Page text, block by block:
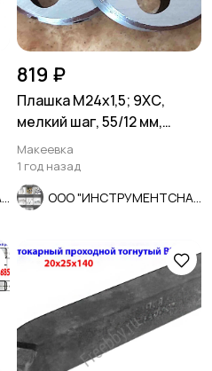
819 ₽
Плашка М24х1,5; 9ХС,
мелкий шаг, 55/12 мм,
ГОСТ 7740-71.
Макеевка
1 год назад